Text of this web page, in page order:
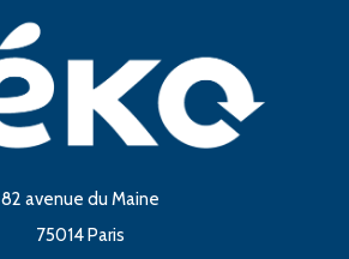
82 avenue du Maine
75014 Paris